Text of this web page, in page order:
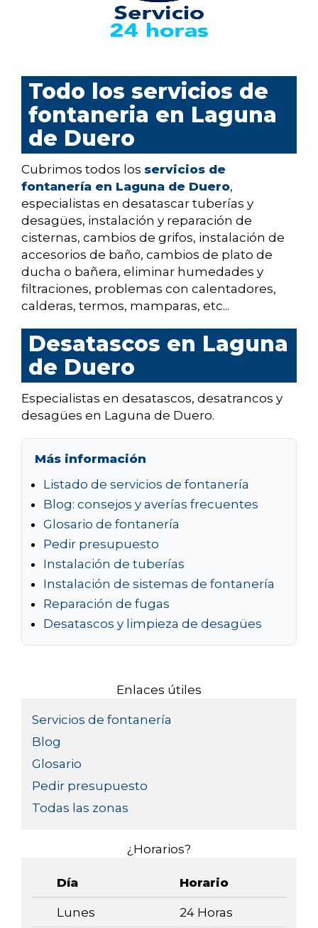
Todo los servicios de
fontaneria en Laguna
de Duero
Cubrimos todos los servicios de
fontanería en Laguna de Duero,
especialistas en desatascar tuberías y
desagües, instalación y reparación de
cisternas, cambios de grifos, instalación de
accesorios de baño, cambios de plato de
ducha o bañera, eliminar humedades y
filtraciones, problemas con calentadores,
calderas, termos, mamparas, etc...
Desatascos en Laguna
de Duero
Especialistas en desatascos, desatrancos y
desagües en Laguna de Duero.
Más información
Listado de servicios de fontanería
Blog: consejos y averías frecuentes
Glosario de fontanería
Pedir presupuesto
Instalación de tuberías
Instalación de sistemas de fontanería
Reparación de fugas
Desatascos y limpieza de desagües
Enlaces útiles
Servicios de fontanería
Blog
Glosario
Pedir presupuesto
Todas las zonas
¿Horarios?
Día Horario
Lunes 24 Horas